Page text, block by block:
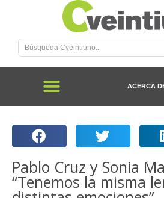
ACERCA
Pablo Cruz y Sonia
“Tenemos la misma